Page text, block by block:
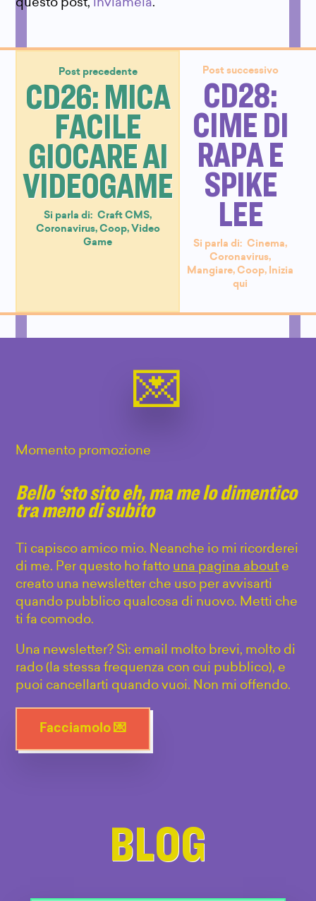
questo post, inviamela.
Post precedente
CD26: MICA
FACILE
GIOCARE AI
VIDEOGAME
Si parla di:Craft CMS,
Coronavirus, Coop, Video
Game
Post successivo
CD28:
CIME DI
RAPA E
SPIKE
LEE
Si parla di: Cinema,
Coronavirus,
Mangiare, Coop, Inizia
qui
Momento promozione
Bello ‘sto sito eh, ma me lo dimentico
tra meno di subito
Ti capisco amico mio. Neanche io mi ricorderei
di me. Per questo ho fatto una pagina about e
creato una newsletter che uso per avvisarti
quando pubblico qualcosa di nuovo. Metti che
ti fa comodo.
Una newsletter? Sì: email molto brevi, molto di
rado (la stessa frequenza con cui pubblico), e
puoi cancellarti quando vuoi. Non mi offendo.
Facciamolo 💌
BLOG